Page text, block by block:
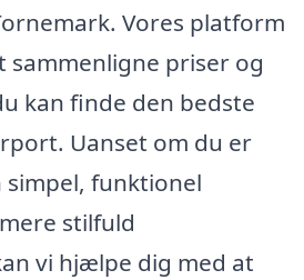
Vores platform
sammenligne priser og
kan finde den bedste
Uanset om du er
funktionel
stilfuld
vi hjælpe dig med at